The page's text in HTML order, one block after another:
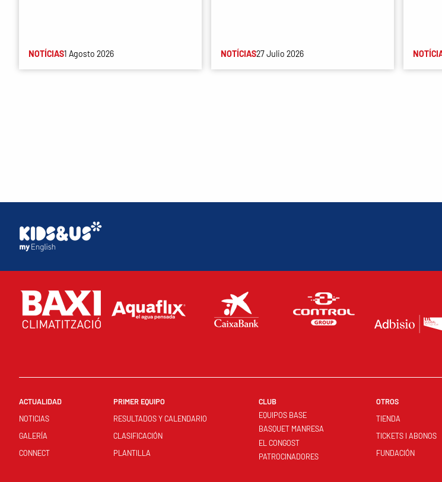
NOTÍCIAS1 Agosto 2026 NOTÍCIAS27 Julio 2026
ACTUALIDAD
NOTICIAS
GALERÍA
CONNECT
PRIMER EQUIPO
RESULTADOS Y CALENDARIO
CLASIFICACIÓN
PLANTILLA
CLUB
EQUIPOS BASE
BASQUET MANRESA
EL CONGOST
PATROCINADORES
OTROS
TIENDA
TICKETS I ABONOS
FUNDACIÓN